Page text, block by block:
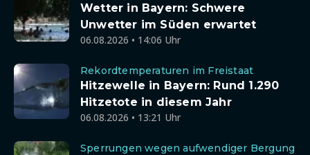
Wetter in Bayern: Schwere
Unwetter im Süden erwartet
06.08.2026 • 14:06 Uhr
Rekordtemperaturen im Freistaat
Hitzewelle in Bayern: Rund 1.290
Hitzetote in diesem Jahr
06.08.2026 • 13:21 Uhr
Sperrungen wegen aufwendiger Bergung